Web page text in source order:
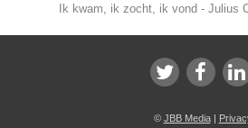
Ik kwam, ik zocht, ik vond - Julius
© JBB Media|